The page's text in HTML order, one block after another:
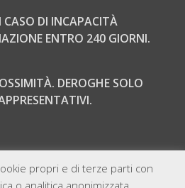
DI INCAPACITÀ
ENTRO 240 GIORNI.
DEROGHE SOLO
propri e di terze parti con